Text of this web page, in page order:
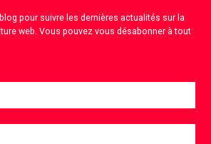
pour suivre les dernières actualités sur la
web. Vous pouvez vous désabonner à tout